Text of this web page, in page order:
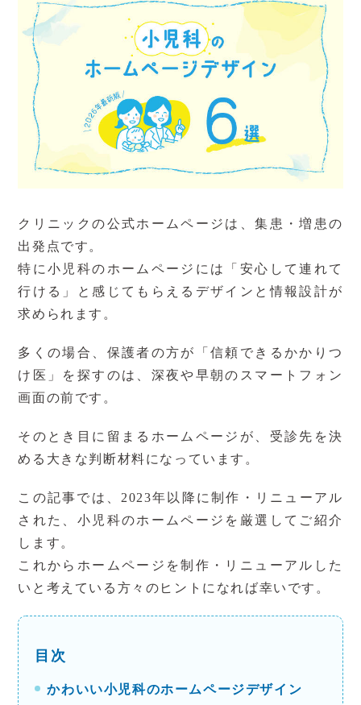
クリニックの公式ホームページは、集患・増患の
出発点です。
特に小児科のホームページには「安心して連れて
行ける」と感じてもらえるデザインと情報設計が
求められます。
多くの場合、保護者の方が「信頼できるかかりつ
け医」を探すのは、深夜や早朝のスマートフォン
画面の前です。
そのとき目に留まるホームページが、受診先を決
める大きな判断材料になっています。
この記事では、 2023年以降に制作・リニューアル
された、小児科のホームページを厳選してご紹介
します。
これからホームページを制作・リニューアルした
いと考えている方々のヒントになれば幸いです。
かわいい小児科のホームページデザイン